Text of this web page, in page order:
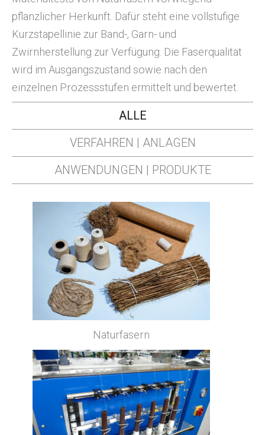
pflanzlicher Herkunft. Dafür steht eine vollstufige
Kurzstapellinie zur Band-, Garn- und
Zwirnherstellung zur Verfügung. Die Faserqualität
wird im Ausgangszustand sowie nach den
einzelnen Prozessstufen ermittelt und bewertet.
ALLE
VERFAHREN | ANLAGEN
ANWENDUNGEN | PRODUKTE
Naturfasern